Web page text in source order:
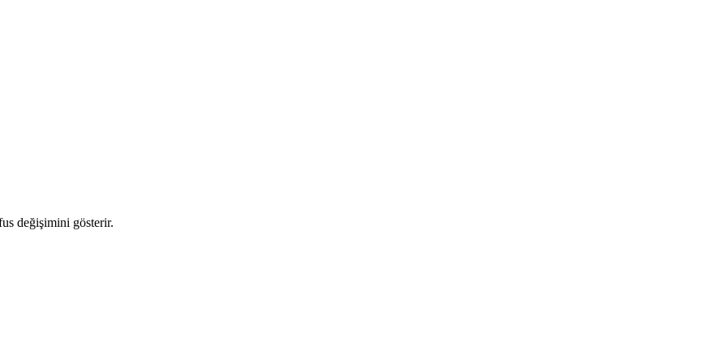
değişimini gösterir.